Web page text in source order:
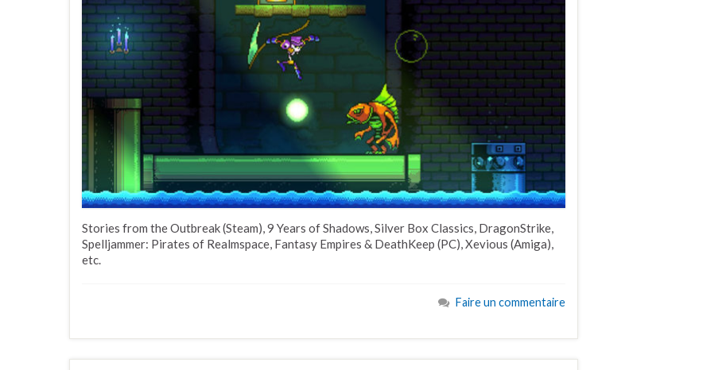
Stories from the Outbreak (Steam), 9 Years of Shadows, Silver Box Classics, DragonStrike,
Spelljammer: Pirates of Realmspace, Fantasy Empires & DeathKeep (PC), Xevious (Amiga),
etc.
Faire un commentaire